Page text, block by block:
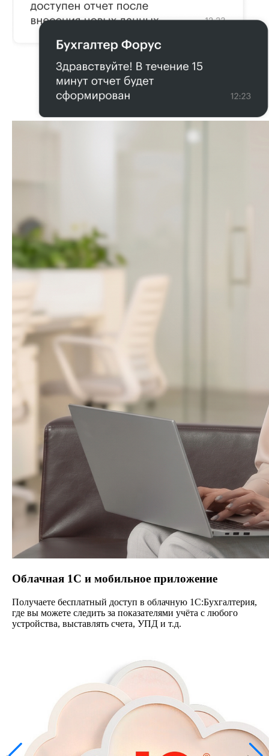
Облачная 1С и мобильное приложение
Получаете бесплатный доступ в облачную 1С:Бухгалтерия,
где вы можете следить за показателями учёта с любого
устройства, выставлять счета, УПД и т.д.